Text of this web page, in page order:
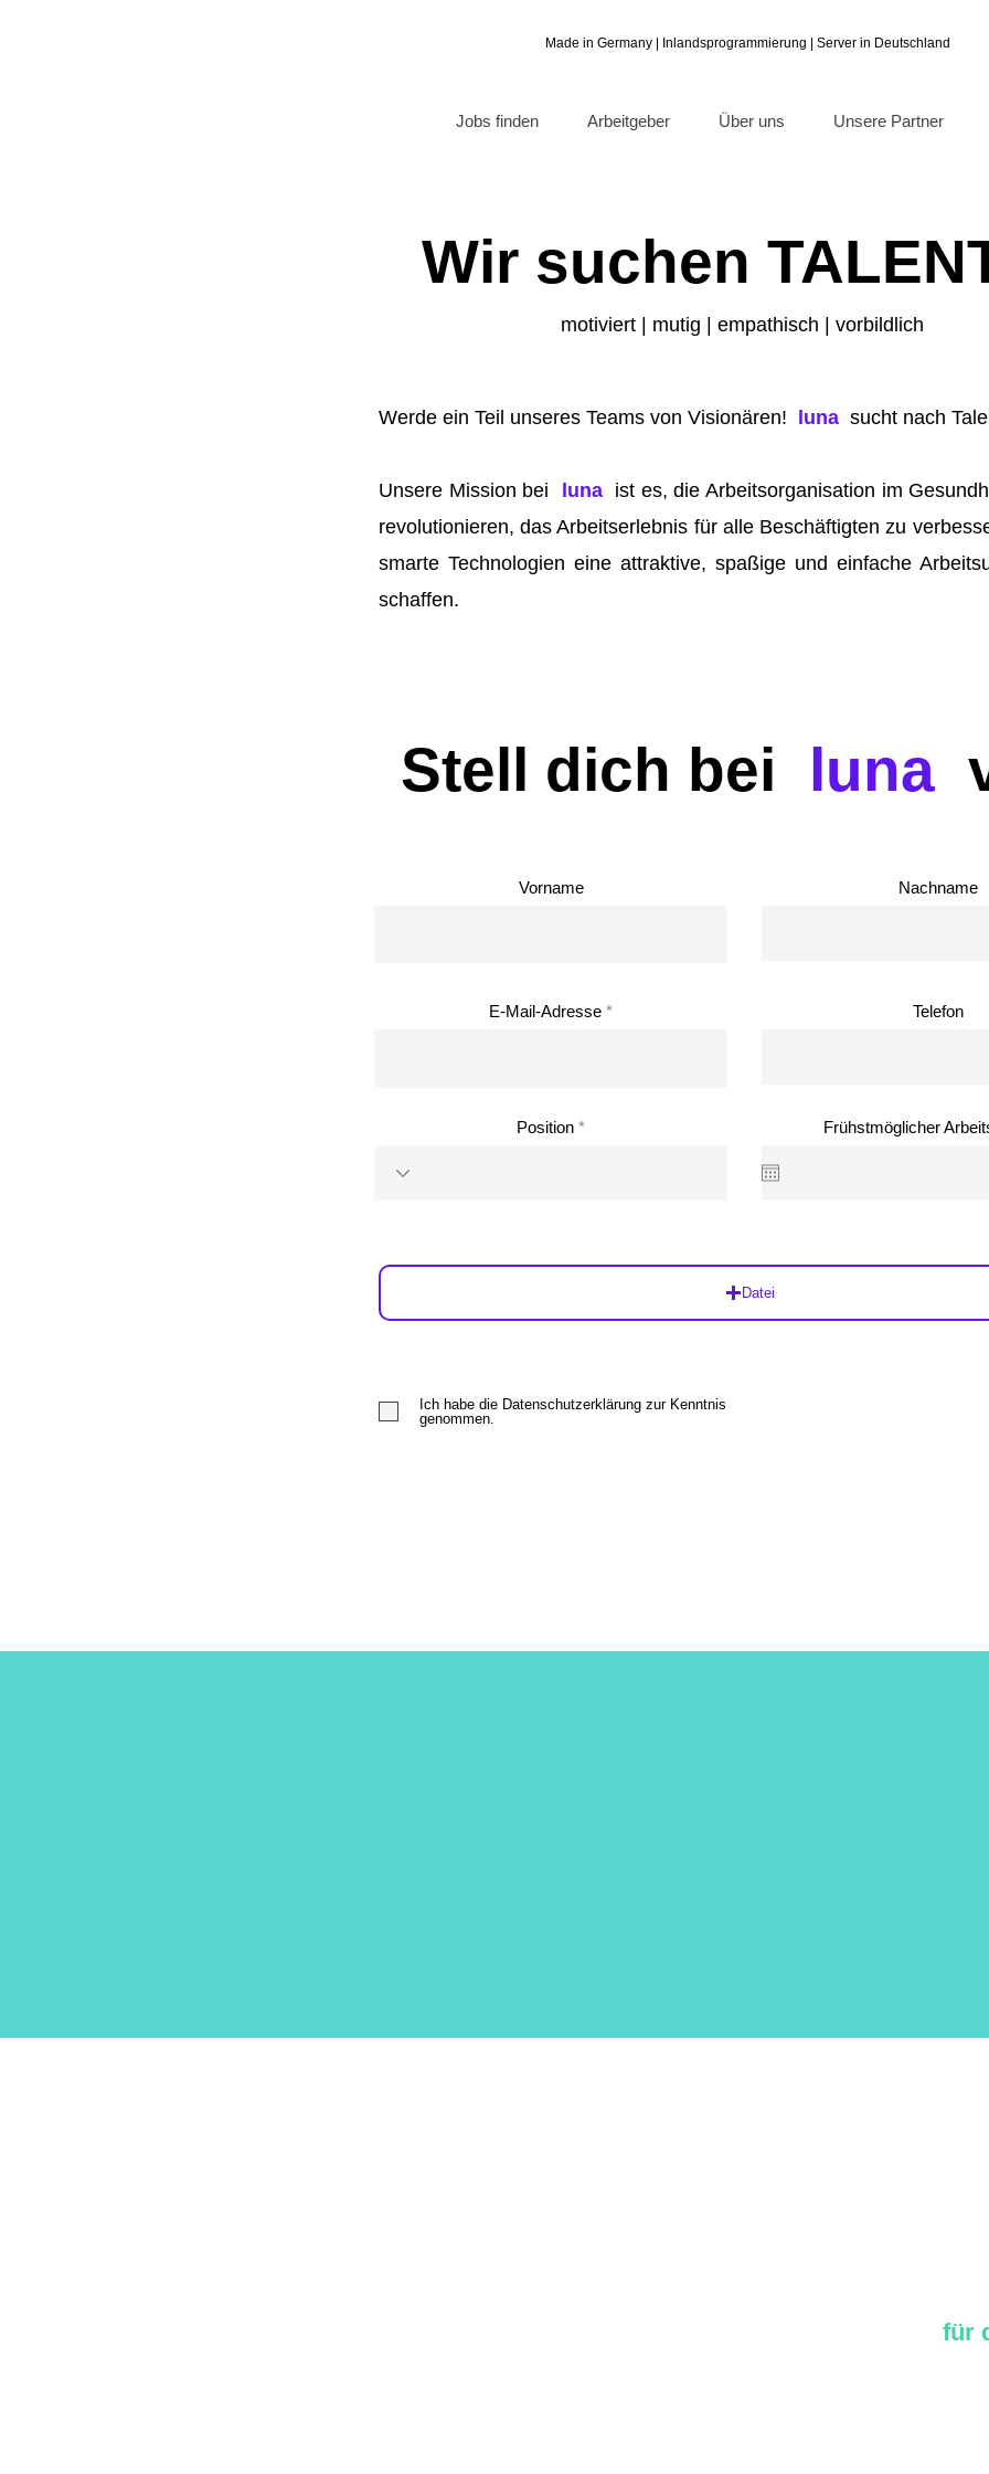
Made in Germany | Inlandsprogrammierung | Server in Deutschland
Jobs finden Arbeitgeber Über uns Unsere Partner
Wir suchen
motiviert | mutig | empathisch | vorbildlich
Werde ein Teil unseres Teams von Visionären! luna sucht nach
Unsere Mission bei luna ist es, die Arbeitsorganisation im
revolutionieren, das Arbeitserlebnis für alle Beschäftigten zu
smarte Technologien eine attraktive, spaßige und einfache
schaffen.
Stell dich bei luna
Vorname Nachname
E-Mail-Adresse Telefon
Position Frühstmöglicher
Datei
Ich habe die Datenschutzerklärung zur Kenntnis
genommen.
für